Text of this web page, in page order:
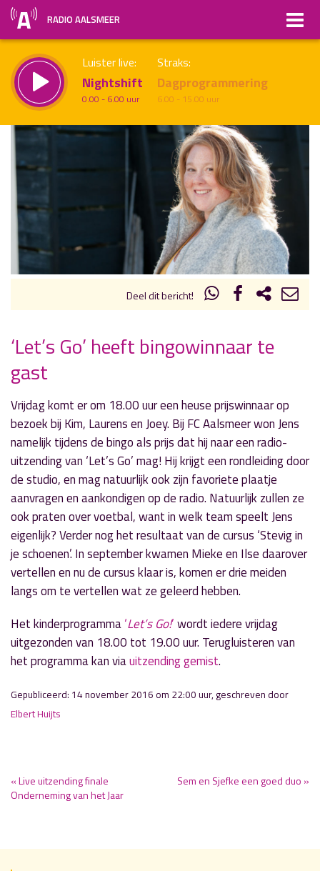
RADIO AALSMEER
Luister live:
Nightshift
0.00 - 6.00 uur
Straks:
Dagprogrammering
6.00 - 15.00 uur
Vorig uur uur 1 van x Volgend uur
Inklappen
Deel dit bericht!
« Vorig nieuwsbericht
Live uitzending finale Onderneming van het
Jaar
14 november 2016
» Volgend nieuwsbericht
Sem en Sjefke een goed duo
14 november 2016
‘Let’s Go’ heeft bingowinnaar te
gast
Vrijdag komt er om 18.00 uur een heuse prijswinnaar op
bezoek bij Kim, Laurens en Joey. Bij FC Aalsmeer won Jens
namelijk tijdens de bingo als prijs dat hij naar een radio-
uitzending van ‘Let’s Go’ mag! Hij krijgt een rondleiding door
de studio, en mag natuurlijk ook zijn favoriete plaatje
aanvragen en aankondigen op de radio. Natuurlijk zullen ze
ook praten over voetbal, want in welk team speelt Jens
eigenlijk? Verder nog het resultaat van de cursus ‘Stevig in
je schoenen’. In september kwamen Mieke en Ilse daarover
vertellen en nu de cursus klaar is, komen er drie meiden
langs om te vertellen wat ze geleerd hebben.
Het kinderprogramma‘Let’s Go!’wordt iedere vrijdag
uitgezonden van 18.00 tot 19.00 uur. Terugluisteren van
het programma kan viauitzending gemist.
Gepubliceerd: 14 november 2016 om 22:00 uur, geschreven door
Elbert Huijts
« Live uitzending finale
Onderneming van het Jaar
Sem en Sjefke een goed duo »